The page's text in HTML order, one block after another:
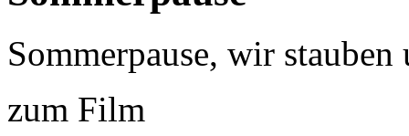
Sommerpause, wir
zum Film